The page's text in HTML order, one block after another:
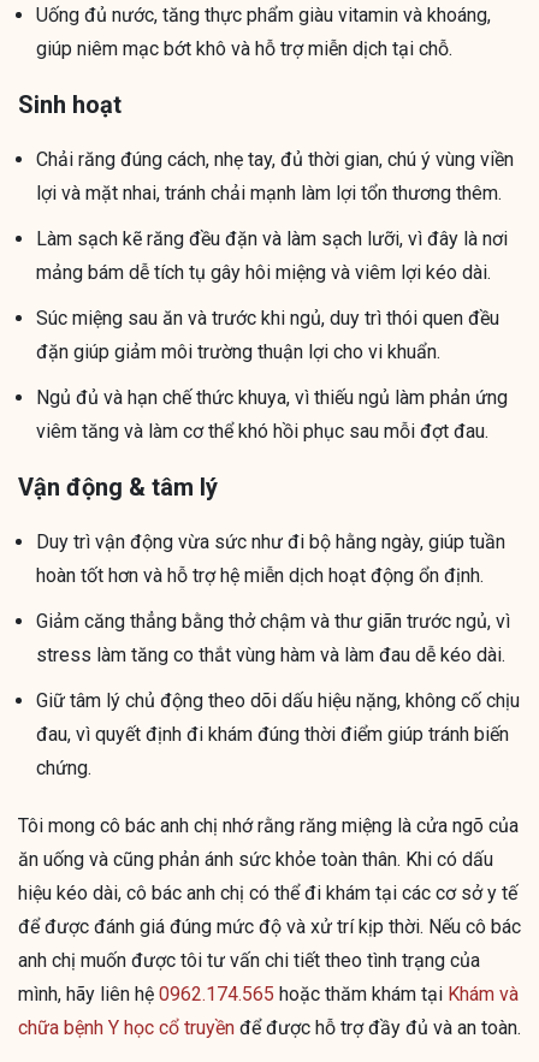
Uống đủ nước, tăng thực phẩm giàu vitamin và khoáng,
giúp niêm mạc bớt khô và hỗ trợ miễn dịch tại chỗ.
Sinh hoạt
Chải răng đúng cách, nhẹ tay, đủ thời gian, chú ý vùng viền
lợi và mặt nhai, tránh chải mạnh làm lợi tổn thương thêm.
Làm sạch kẽ răng đều đặn và làm sạch lưỡi, vì đây là nơi
mảng bám dễ tích tụ gây hôi miệng và viêm lợi kéo dài.
Súc miệng sau ăn và trước khi ngủ, duy trì thói quen đều
đặn giúp giảm môi trường thuận lợi cho vi khuẩn.
Ngủ đủ và hạn chế thức khuya, vì thiếu ngủ làm phản ứng
viêm tăng và làm cơ thể khó hồi phục sau mỗi đợt đau.
Vận động & tâm lý
Duy trì vận động vừa sức như đi bộ hằng ngày, giúp tuần
hoàn tốt hơn và hỗ trợ hệ miễn dịch hoạt động ổn định.
Giảm căng thẳng bằng thở chậm và thư giãn trước ngủ, vì
stress làm tăng co thắt vùng hàm và làm đau dễ kéo dài.
Giữ tâm lý chủ động theo dõi dấu hiệu nặng, không cố chịu
đau, vì quyết định đi khám đúng thời điểm giúp tránh biến
chứng.
Tôi mong cô bác anh chị nhớ rằng răng miệng là cửa ngõ của
ăn uống và cũng phản ánh sức khỏe toàn thân. Khi có dấu
hiệu kéo dài, cô bác anh chị có thể đi khám tại các cơ sở y tế
để được đánh giá đúng mức độ và xử trí kịp thời. Nếu cô bác
anh chị muốn được tôi tư vấn chi tiết theo tình trạng của
mình, hãy liên hệ 0962.174.565 hoặc thăm khám tại Khám và
chữa bệnh Y học cổ truyền để được hỗ trợ đầy đủ và an toàn.